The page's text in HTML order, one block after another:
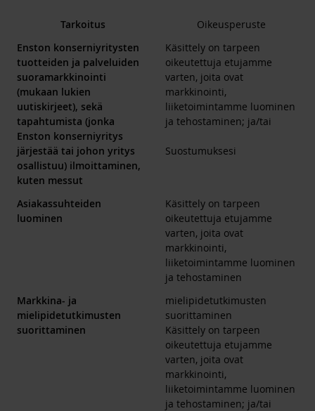
Tarkoitus
Oikeusperuste
Enston konserniyritysten
tuotteiden ja palveluiden
suoramarkkinointi
(mukaan lukien
uutiskirjeet), sekä
tapahtumista (jonka
Enston konserniyritys
järjestää tai johon yritys
osallistuu) ilmoittaminen,
kuten messut
Käsittely on tarpeen
oikeutettuja etujamme
varten, joita ovat
markkinointi,
liiketoimintamme luominen
ja tehostaminen; ja/tai
Suostumuksesi
Asiakassuhteiden
luominen
Käsittely on tarpeen
oikeutettuja etujamme
varten, joita ovat
markkinointi,
liiketoimintamme luominen
ja tehostaminen
Markkina- ja
mielipidetutkimusten
suorittaminen
mielipidetutkimusten
suorittaminen
Käsittely on tarpeen
oikeutettuja etujamme
varten, joita ovat
markkinointi,
liiketoimintamme luominen
ja tehostaminen; ja/tai